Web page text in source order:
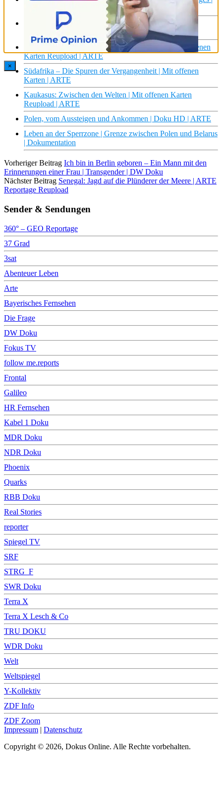
Libyen: Spielball fremder Mächte | Mit offenen Karten |
Kaliningrad: eine russische Enklave in der EU | Mit offenen
Karten Reupload | ARTE
Südafrika – Die Spuren der Vergangenheit | Mit offenen
Karten | ARTE
Kaukasus: Zwischen den Welten | Mit offenen Karten
Reupload | ARTE
Polen, vom Aussteigen und Ankommen | Doku HD | ARTE
Leben an der Sperrzone | Grenze zwischen Polen und Belarus
| Dokumentation
Vorheriger Beitrag Ich bin in Berlin geboren – Ein Mann mit den
Erinnerungen einer Frau | Transgender | DW Doku
Nächster Beitrag Senegal: Jagd auf die Plünderer der Meere | ARTE
Reportage Reupload
Sender & Sendungen
360° – GEO Reportage
37 Grad
3sat
Abenteuer Leben
Arte
Bayerisches Fernsehen
Die Frage
DW Doku
Fokus TV
follow me.reports
Frontal
Galileo
HR Fernsehen
Kabel 1 Doku
MDR Doku
NDR Doku
Phoenix
Quarks
RBB Doku
Real Stories
reporter
Spiegel TV
SRF
STRG_F
SWR Doku
Terra X
Terra X Lesch & Co
TRU DOKU
WDR Doku
Welt
Weltspiegel
Y-Kollektiv
ZDF Info
ZDF Zoom
Impressum | Datenschutz
Copyright © 2026, Dokus Online. Alle Rechte vorbehalten.
×